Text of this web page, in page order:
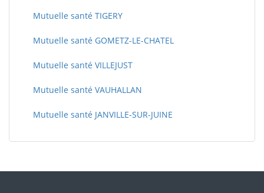
Mutuelle santé TIGERY
Mutuelle santé GOMETZ-LE-CHATEL
Mutuelle santé VILLEJUST
Mutuelle santé VAUHALLAN
Mutuelle santé JANVILLE-SUR-JUINE